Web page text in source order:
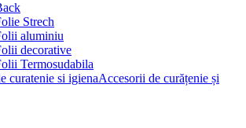
Strech
aluminiu
decorative
Termosudabila
Accesorii de curățenie și